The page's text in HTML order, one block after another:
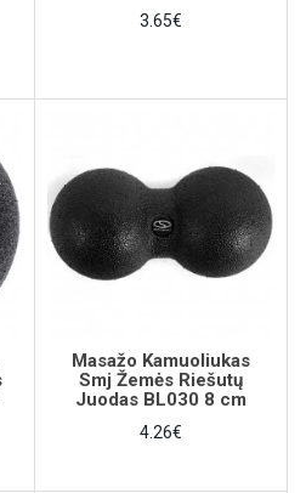
3.65€
Masažo Kamuoliukas
Smj Žemės Riešutų
Juodas BL030 8 cm
4.26€